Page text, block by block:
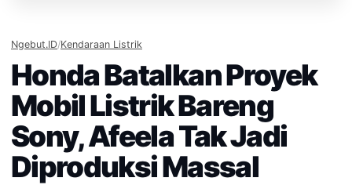
Ngebut.ID/Kendaraan Listrik
Honda Batalkan Proyek
Mobil Listrik Bareng
Sony, Afeela Tak Jadi
Diproduksi Massal